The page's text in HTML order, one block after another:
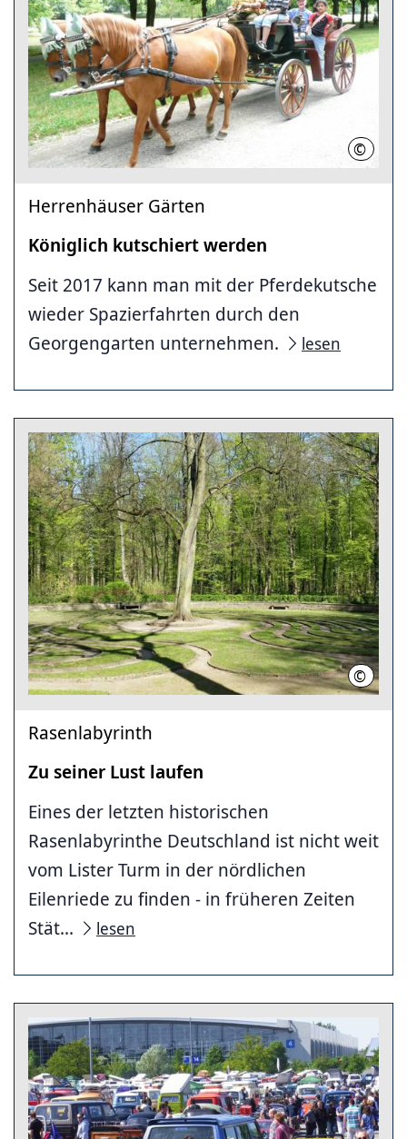
©
Herrenhäuser Gärten
Königlich kutschiert werden
Seit 2017 kann man mit der Pferdekutsche
wieder Spazierfahrten durch den
Georgengarten unternehmen.
lesen
©
Rasenlabyrinth
Zu seiner Lust laufen
Eines der letzten historischen
Rasenlabyrinthe Deutschland ist nicht weit
vom Lister Turm in der nördlichen
Eilenriede zu finden - in früheren Zeiten
Stät...
lesen